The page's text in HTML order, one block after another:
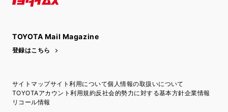
TOYOTA Mail Magazine
登録はこちら
サイトマップサイト利用について個人情報の取扱いについて
TOYOTAアカウント利用規約反社会的勢力に対する基本方針企業情報
リコール情報